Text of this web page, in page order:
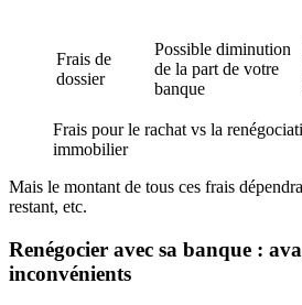
Frais de
dossier
Possible diminution
de la part de votre
banque
Frais pour le rachat vs la
immobilier
Mais le montant de tous ces frais
restant, etc.
Renégocier avec sa banque :
inconvénients